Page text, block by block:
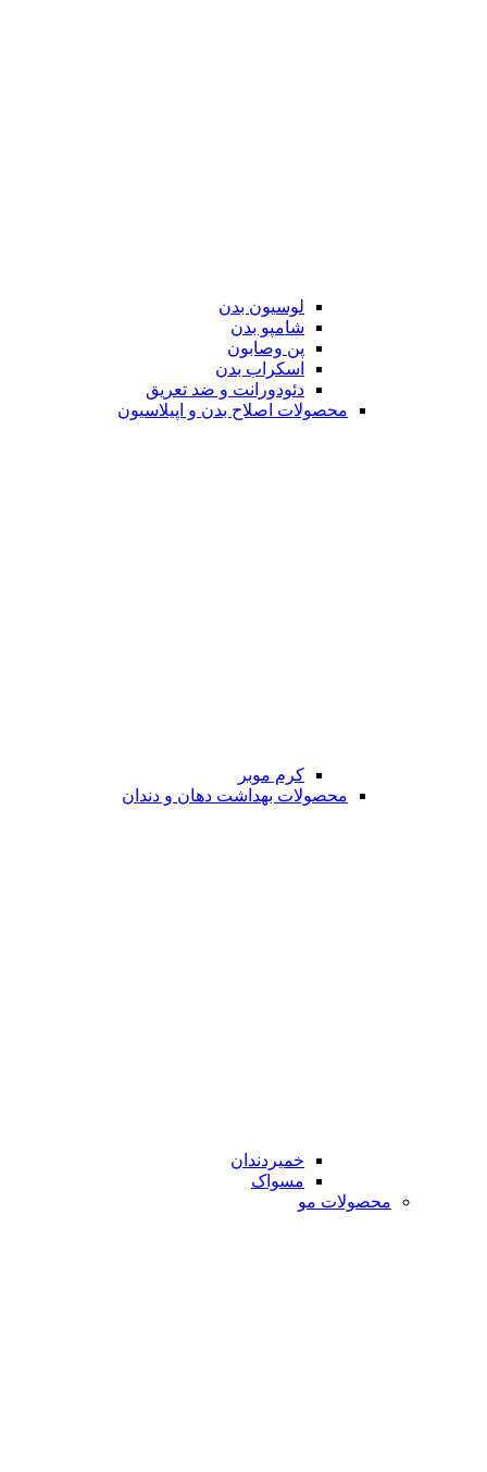
لوسیون بدن
شامپو بدن
پن وصابون
اسکراب بدن
دئودورانت و ضد تعریق
محصولات اصلاح بدن و اپیلاسیون
کرم موبر
محصولات بهداشت دهان و دندان
خمیردندان
مسواک
محصولات مو